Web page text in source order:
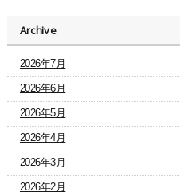
Archive
2026年7月
2026年6月
2026年5月
2026年4月
2026年3月
2026年2月